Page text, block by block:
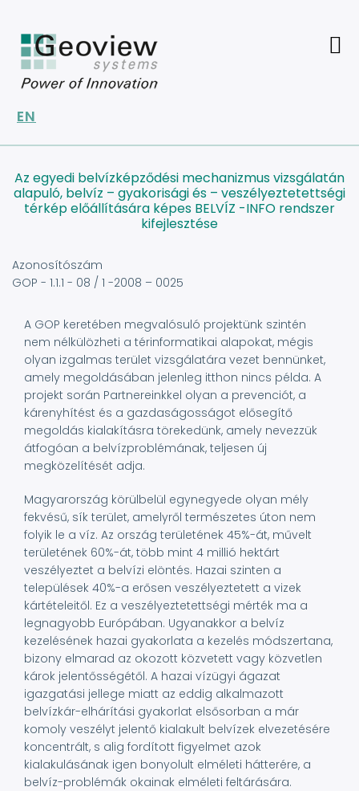
tartalomra
EN
Az egyedi belvízképződési mechanizmus vizsgálatán
alapuló, belvíz – gyakorisági és – veszélyeztetettségi
térkép előállítására képes BELVÍZ -INFO rendszer
kifejlesztése
Azonosítószám
GOP - 1.1.1 - 08 / 1 -2008 – 0025
A GOP keretében megvalósuló projektünk szintén
nem nélkülözheti a térinformatikai alapokat, mégis
olyan izgalmas terület vizsgálatára vezet bennünket,
amely megoldásában jelenleg itthon nincs példa. A
projekt során Partnereinkkel olyan a prevenciót, a
kárenyhítést és a gazdaságosságot elősegítő
megoldás kialakításra törekedünk, amely nevezzük
átfogóan a belvízproblémának, teljesen új
megközelítését adja.
Magyarország körülbelül egynegyede olyan mély
fekvésű, sík terület, amelyről természetes úton nem
folyik le a víz. Az ország területének 45%-át, művelt
területének 60%-át, több mint 4 millió hektárt
veszélyeztet a belvízi elöntés. Hazai szinten a
települések 40%-a erősen veszélyeztetett a vizek
kártételeitől. Ez a veszélyeztetettségi mérték ma a
legnagyobb Európában. Ugyanakkor a belvíz
kezelésének hazai gyakorlata a kezelés módszertana,
bizony elmarad az okozott közvetett vagy közvetlen
károk jelentősségétől. A hazai vízügyi ágazat
igazgatási jellege miatt az eddig alkalmazott
belvízkár-elhárítási gyakorlat elsősorban a már
komoly veszélyt jelentő kialakult belvízek elvezetésére
koncentrált, s alig fordított figyelmet azok
kialakulásának igen bonyolult elméleti hátterére, a
belvíz-problémák okainak elméleti feltárására.